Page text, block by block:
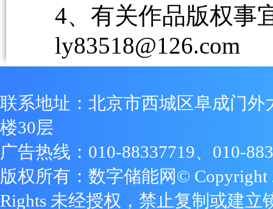
4、有关作品版权事
ly83518@126.com
联系地址：北京市西城区阜成门外
楼30层
广告热线：010-88337719、010-
版权所有：数字储能网© Copyright
Rights 未经授权，禁止复制或建立